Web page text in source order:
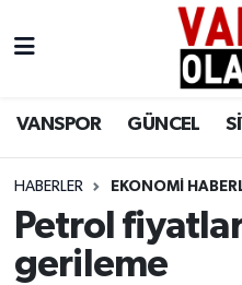
VANSPOR GÜNCEL
HABERLER EKONOMİ
Petrol
gerileme
Siyaset
Ekonomi
Van Nöbetçi
Van Namaz Vakitleri
Van Trafik Yoğunluk